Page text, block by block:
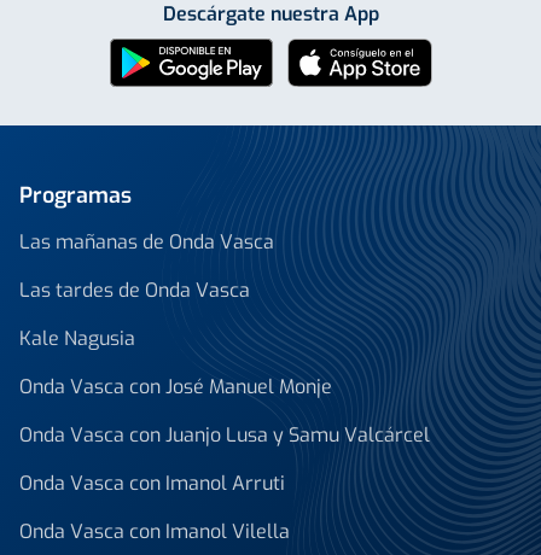
Descárgate nuestra App
Programas
Las mañanas de Onda Vasca
Las tardes de Onda Vasca
Kale Nagusia
Onda Vasca con José Manuel Monje
Onda Vasca con Juanjo Lusa y Samu Valcárcel
Onda Vasca con Imanol Arruti
Onda Vasca con Imanol Vilella